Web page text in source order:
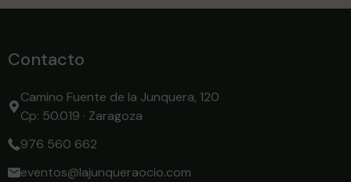
Contacto
Camino Fuente de la Junquera, 120
Cp: 50.019 · Zaragoza
976 560 662
eventos@lajunqueraocio.com